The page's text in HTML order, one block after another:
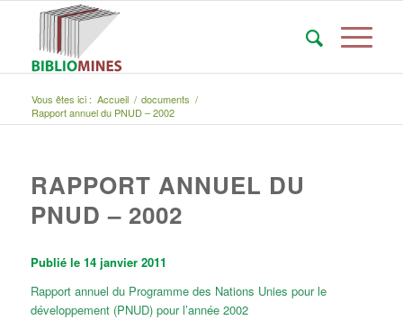
Vous êtes ici : Accueil / documents /
Rapport annuel du PNUD – 2002
RAPPORT ANNUEL DU
PNUD – 2002
Publié le 14 janvier 2011
Rapport annuel du Programme des Nations Unies pour le
développement (PNUD) pour l’année 2002